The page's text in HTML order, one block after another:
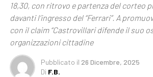
18,30, con ritrovo e partenza del corteo
davanti l’ingresso del “Ferrari”. A
con il claim “Castrovillari difende il suo
organizzazioni cittadine
Pubblicato il 26 Dicembre, 2025
Di F.B.